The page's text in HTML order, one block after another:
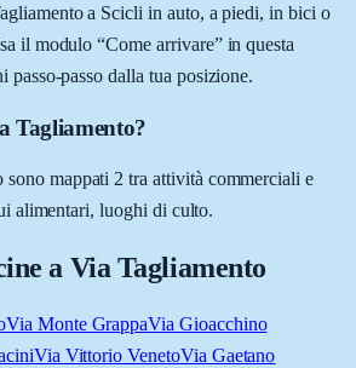
a Scicli in auto, a piedi, in bici o
il modulo “Come arrivare” in questa
passo-passo dalla tua posizione.
Tagliamento?
mappati 2 tra attività commerciali e
alimentari, luoghi di culto.
a Via Tagliamento
Via Monte GrappaVia Gioacchino
Via Vittorio VenetoVia Gaetano